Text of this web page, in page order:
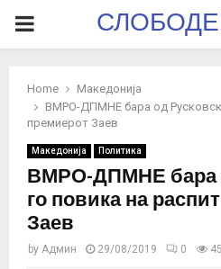
PRIMARY
Home
Македонија
ВМРО-ДПМНЕ бара од
премиерот Заев
Македонија Политика
ВМРО-ДПМНЕ бара
го повика на
Заев
by Админ 29/08/2019 0